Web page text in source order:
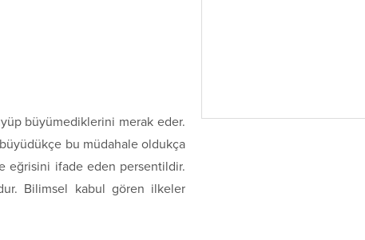
büyümediklerini merak eder.
bu müdahale oldukça
eğrisini ifade eden persentildir.
Bilimsel kabul gören ilkeler